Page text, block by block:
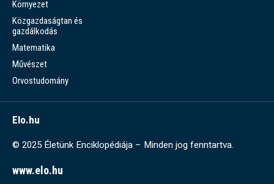
Környezet
Közgazdaságtan és
gazdálkodás
Matematika
Művészet
Orvostudomány
Elo.hu
© 2025 Életünk Enciklopédiája – Minden jog fenntartva.
www.elo.hu